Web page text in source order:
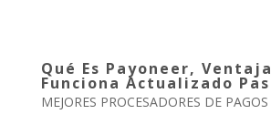
Qué Es Payoneer,
Funciona Actualizado
MEJORES PROCESADORES DE PAGOS